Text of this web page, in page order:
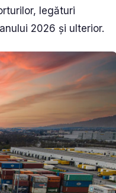
legături
2026 și ulterior.